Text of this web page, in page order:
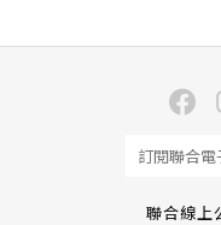
聯合線上